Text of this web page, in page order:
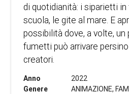
di quotidianità: i siparietti in
scuola, le gite al mare. E
possibilità dove, a volte, un
fumetti può arrivare
creatori.
Anno
2022
Genere
ANIMAZIONE,